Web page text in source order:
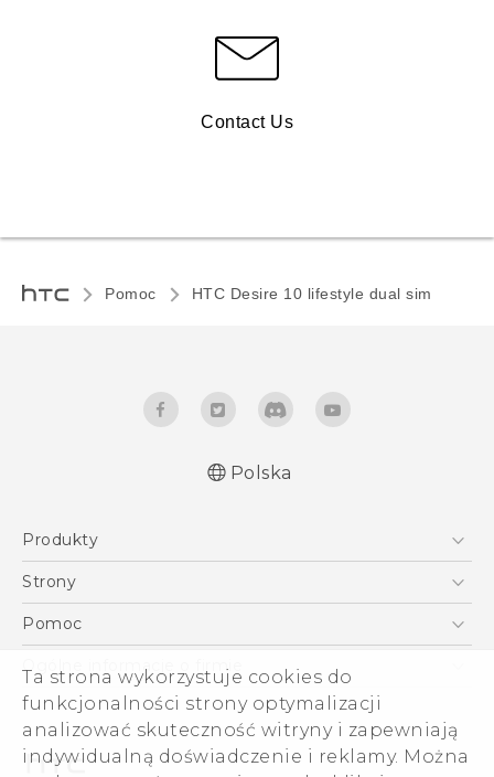
Ta strona wykorzystuje cookies do
funkcjonalności strony optymalizacji
analizować skuteczność witryny i zapewniają
indywidualną doświadczenie i reklamy. Można
Contact Us
Pomoc HTC Desire 10 lifestyle dual sim‎
Polish - Wytyczne dotyczące bezpieczeństwa i
English - User manual
English - Safety and regulatory guide
Polska
Produkty
Smartfony
VIVE
Akcesoria
Strony
HTC Vive
Pomoc
Pomoc E-commerce
Ogólne informacje o firmie
ESG
Informacje o firmie
Dla inwestorów (angielski)